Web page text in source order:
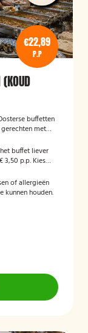
€22,89
P.P
(KOUD
buffetten
met
buffet liever
3,50 p.p. Kies
of allergieën
kunnen houden.